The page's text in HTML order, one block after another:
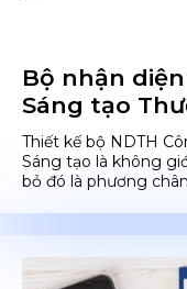
Bộ nhận
Sáng tạo
Thiết kế bộ NDTH
Sáng tạo là không
bỏ đó là phương